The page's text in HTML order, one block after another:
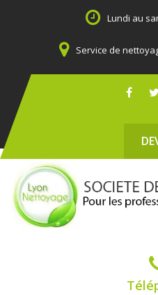
Lundi au
Service de